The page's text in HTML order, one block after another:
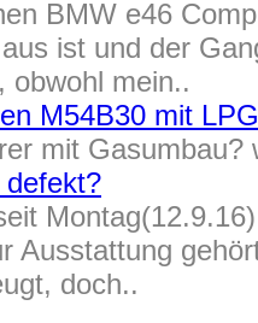
BMW e46
ist und der
obwohl mein..
M54B30 mit LPG
mit
defekt?
Ausstattung
doch..